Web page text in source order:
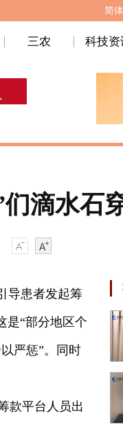
简体
三农 科技资
滴水石
导患者发起筹
是“部分地区个
严惩”。同时
款平台人员出